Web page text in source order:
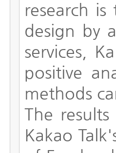
research
design by
services,
positive
methods
The
Kakao